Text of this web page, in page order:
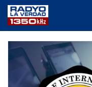
PUBLIC SERVICE
ANNOUNCEMENTS
PROGRAMS